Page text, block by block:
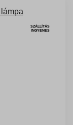
SZÁLLÍTÁS
INGYENES